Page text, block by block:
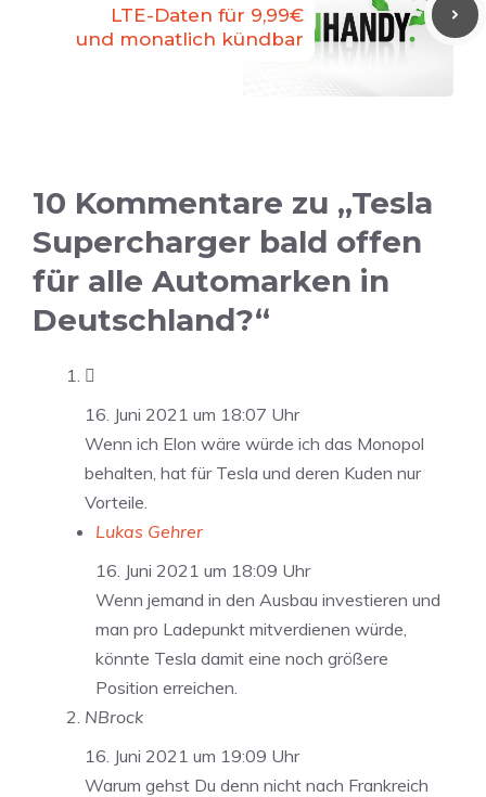
LTE-Daten für 9,99€
und monatlich kündbar
10 Kommentare zu „Tesla
Supercharger bald offen
für alle Automarken in
Deutschland?“

16. Juni 2021 um 18:07 Uhr
Wenn ich Elon wäre würde ich das Monopol
behalten, hat für Tesla und deren Kuden nur
Vorteile.
Lukas Gehrer
16. Juni 2021 um 18:09 Uhr
Wenn jemand in den Ausbau investieren und
man pro Ladepunkt mitverdienen würde,
könnte Tesla damit eine noch größere
Position erreichen.
NBrock
16. Juni 2021 um 19:09 Uhr
Warum gehst Du denn nicht nach Frankreich